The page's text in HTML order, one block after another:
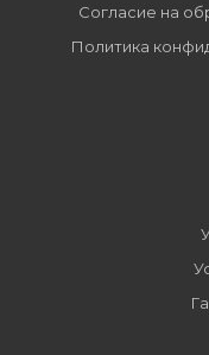
Согласие на
Политика